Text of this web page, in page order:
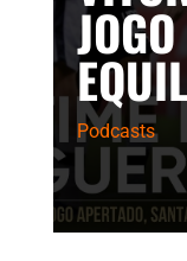
Podcasts